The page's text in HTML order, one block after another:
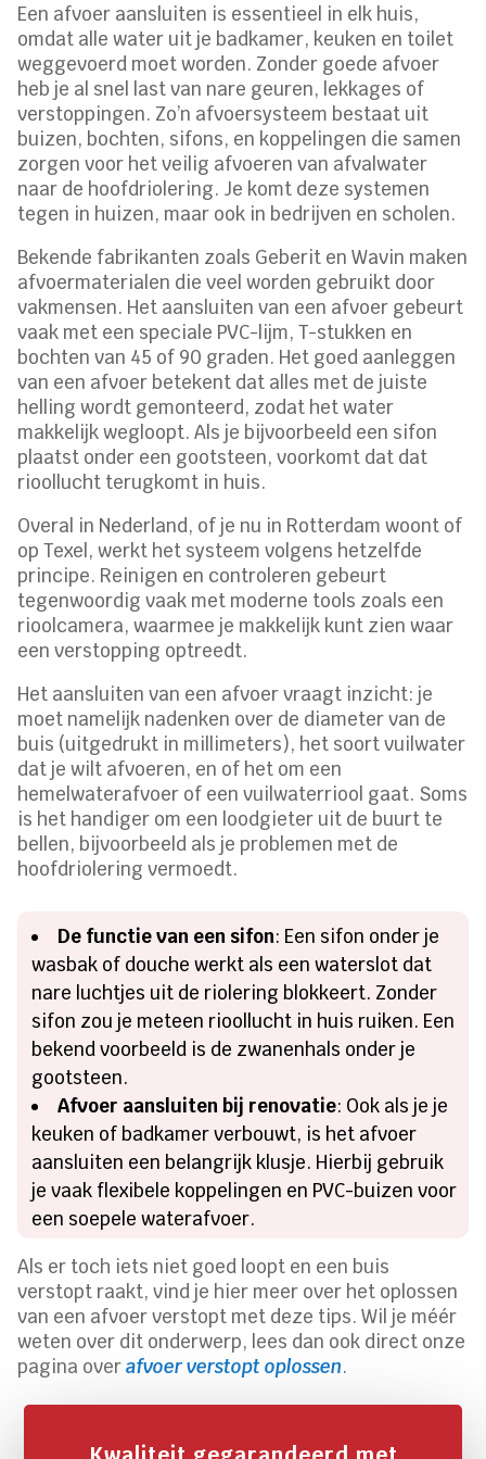
Een afvoer aansluiten is essentieel in elk huis,
omdat alle water uit je badkamer, keuken en toilet
weggevoerd moet worden. Zonder goede afvoer
heb je al snel last van nare geuren, lekkages of
verstoppingen. Zo’n afvoersysteem bestaat uit
buizen, bochten, sifons, en koppelingen die samen
zorgen voor het veilig afvoeren van afvalwater
naar de hoofdriolering. Je komt deze systemen
tegen in huizen, maar ook in bedrijven en scholen.
Bekende fabrikanten zoals Geberit en Wavin maken
afvoermaterialen die veel worden gebruikt door
vakmensen. Het aansluiten van een afvoer gebeurt
vaak met een speciale PVC-lijm, T-stukken en
bochten van 45 of 90 graden. Het goed aanleggen
van een afvoer betekent dat alles met de juiste
helling wordt gemonteerd, zodat het water
makkelijk wegloopt. Als je bijvoorbeeld een sifon
plaatst onder een gootsteen, voorkomt dat dat
rioollucht terugkomt in huis.
Overal in Nederland, of je nu in Rotterdam woont of
op Texel, werkt het systeem volgens hetzelfde
principe. Reinigen en controleren gebeurt
tegenwoordig vaak met moderne tools zoals een
rioolcamera, waarmee je makkelijk kunt zien waar
een verstopping optreedt.
Het aansluiten van een afvoer vraagt inzicht: je
moet namelijk nadenken over de diameter van de
buis (uitgedrukt in millimeters), het soort vuilwater
dat je wilt afvoeren, en of het om een
hemelwaterafvoer of een vuilwaterriool gaat. Soms
is het handiger om een loodgieter uit de buurt te
bellen, bijvoorbeeld als je problemen met de
hoofdriolering vermoedt.
De functie van een sifon: Een sifon onder je
wasbak of douche werkt als een waterslot dat
nare luchtjes uit de riolering blokkeert. Zonder
sifon zou je meteen rioollucht in huis ruiken. Een
bekend voorbeeld is de zwanenhals onder je
gootsteen.
Afvoer aansluiten bij renovatie: Ook als je je
keuken of badkamer verbouwt, is het afvoer
aansluiten een belangrijk klusje. Hierbij gebruik
je vaak flexibele koppelingen en PVC-buizen voor
een soepele waterafvoer.
Als er toch iets niet goed loopt en een buis
verstopt raakt, vind je hier meer over het oplossen
van een afvoer verstopt met deze tips. Wil je méér
weten over dit onderwerp, lees dan ook direct onze
pagina overafvoer verstopt oplossen.